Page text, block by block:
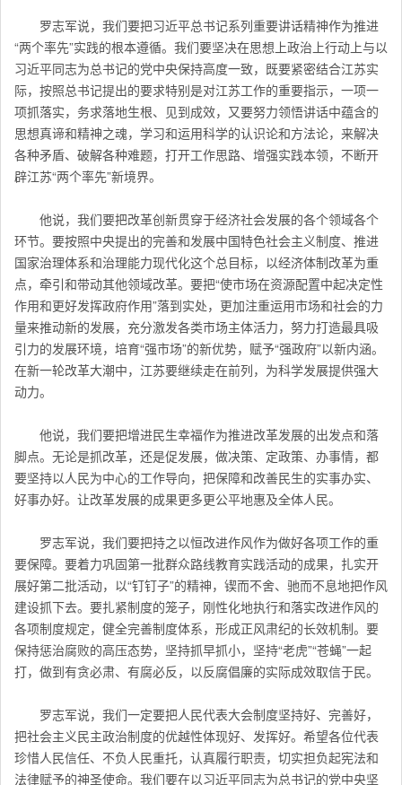
罗志军说，我们要把习近平总书记系列重要讲话精神作为推进
“两个率先”实践的根本遵循。我们要坚决在思想上政治上行动上与以
习近平同志为总书记的党中央保持高度一致，既要紧密结合江苏实
际，按照总书记提出的要求特别是对江苏工作的重要指示，一项一
项抓落实，务求落地生根、见到成效，又要努力领悟讲话中蕴含的
思想真谛和精神之魂，学习和运用科学的认识论和方法论，来解决
各种矛盾、破解各种难题，打开工作思路、增强实践本领，不断开
辟江苏“两个率先”新境界。
他说，我们要把改革创新贯穿于经济社会发展的各个领域各个
环节。要按照中央提出的完善和发展中国特色社会主义制度、推进
国家治理体系和治理能力现代化这个总目标，以经济体制改革为重
点，牵引和带动其他领域改革。要把“使市场在资源配置中起决定性
作用和更好发挥政府作用”落到实处，更加注重运用市场和社会的力
量来推动新的发展，充分激发各类市场主体活力，努力打造最具吸
引力的发展环境，培育“强市场”的新优势，赋予“强政府”以新内涵。
在新一轮改革大潮中，江苏要继续走在前列，为科学发展提供强大
动力。
他说，我们要把增进民生幸福作为推进改革发展的出发点和落
脚点。无论是抓改革，还是促发展，做决策、定政策、办事情，都
要坚持以人民为中心的工作导向，把保障和改善民生的实事办实、
好事办好。让改革发展的成果更多更公平地惠及全体人民。
罗志军说，我们要把持之以恒改进作风作为做好各项工作的重
要保障。要着力巩固第一批群众路线教育实践活动的成果，扎实开
展好第二批活动，以“钉钉子”的精神，锲而不舍、驰而不息地把作风
建设抓下去。要扎紧制度的笼子，刚性化地执行和落实改进作风的
各项制度规定，健全完善制度体系，形成正风肃纪的长效机制。要
保持惩治腐败的高压态势，坚持抓早抓小，坚持“老虎”“苍蝇”一起
打，做到有贪必肃、有腐必反，以反腐倡廉的实际成效取信于民。
罗志军说，我们一定要把人民代表大会制度坚持好、完善好，
把社会主义民主政治制度的优越性体现好、发挥好。希望各位代表
珍惜人民信任、不负人民重托，认真履行职责，切实担负起宪法和
法律赋予的神圣使命。我们要在以习近平同志为总书记的党中央坚